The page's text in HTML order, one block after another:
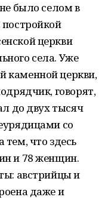
было селом в
церкви
села. Уже
каменной церкви,
говорят,
до двух тысяч
со
тем, что здесь
и 78 женщин.
австрийцы и
даже и